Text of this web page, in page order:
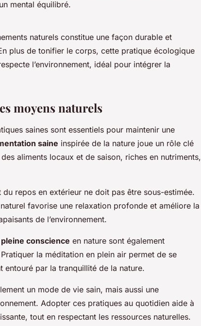
mental équilibré.
naturels constitue une façon durable et
plus de tonifier le corps, cette pratique écologique
l’environnement, idéal pour intégrer la
moyens naturels
saines sont essentiels pour maintenir une
saine inspirée de la nature joue un rôle clé
aliments locaux et de saison, riches en nutriments,
du repos en extérieur ne doit pas être sous-estimée.
favorise une relaxation profonde et améliore la
de l’environnement.
conscience en nature sont également
la méditation en plein air permet de se
entouré par la tranquillité de la nature.
un mode de vie sain, mais aussi une
Adopter ces pratiques au quotidien aide à
tout en respectant les ressources naturelles.